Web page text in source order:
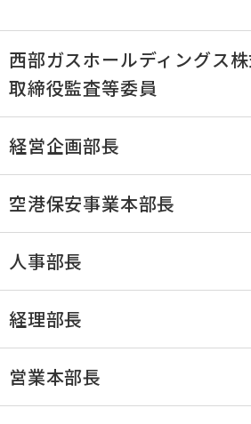
西部ガスホールディングス
取締役監査等委員
経営企画部長
空港保安事業本部長
人事部長
経理部長
営業本部長